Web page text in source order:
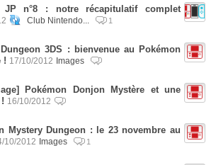
JP n°8 : notre récapitulatif complet
Club Nintendo... 1
3DS : bienvenue au Pokémon
! 17/10/2012 Images
Pokémon Donjon Mystère et une
16/10/2012
Mystery Dungeon : le 23 novembre au
10/2012 Images 1